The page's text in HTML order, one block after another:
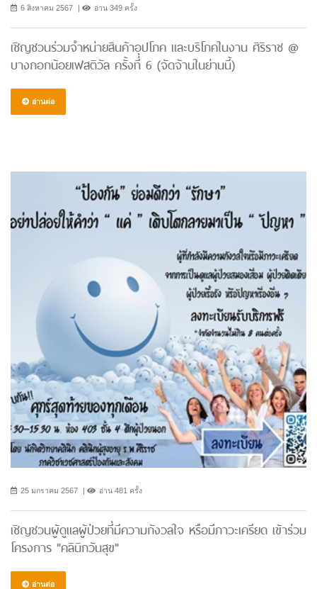
6 สิงหาคม 2567 อ่าน 349 ครั้ง
เชิญชวนร่วมจำหน่ายสินค้าอุปโภค และบริโภคในงาน ศิริราช @
บางกอกน้อยเฟสติวัล ครั้งที่ 6 (จัดจ้านในย่านนี้)
อ่านต่อ
25 มกราคม 2567 อ่าน 481 ครั้ง
เชิญชวนผู้ดูแลผู้ป่วยที่มีความกังวลใจ หรือมีภาวะเครียด เข้าร่วม
โครงการ "คลินิกวันสุข"
อ่านต่อ